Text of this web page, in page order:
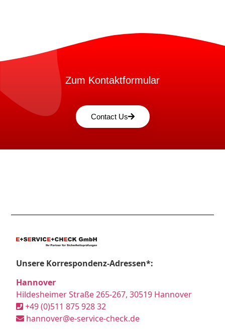
Zum Kontaktformular
Contact Us
Unsere Korrespondenz-Adressen*:
Hannover
Hildesheimer Straße 265-267, 30519 Hannover
+49 (0)511 875 928 32
hannover@e-service-check.de